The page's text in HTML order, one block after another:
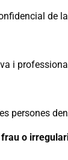
de
i
persones
o